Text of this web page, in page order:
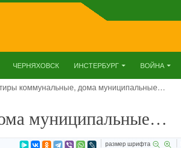
ЧЕРНЯХОВСК ИНСТЕРБУРГ ВОЙНА
коммунальные, дома муниципальные…
муниципальные…
размер шрифта